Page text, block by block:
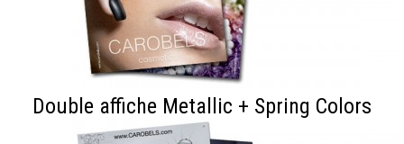
Double affiche Metallic + Spring Colors